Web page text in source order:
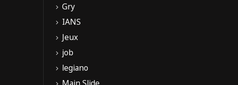
Gry
IANS
Jeux
job
legiano
Main Slide